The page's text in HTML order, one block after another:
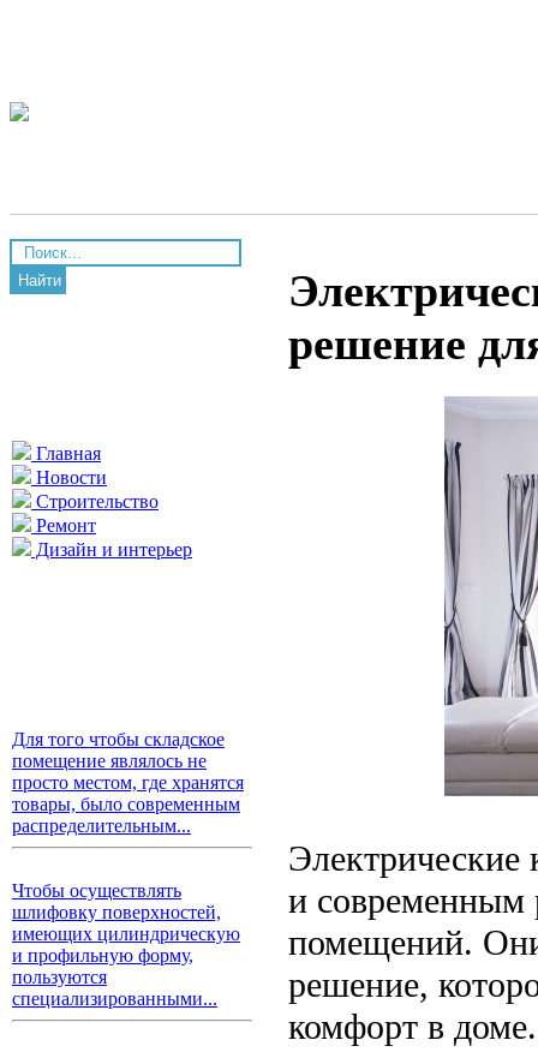
Найти
Главная
Новости
Строительство
Ремонт
Дизайн и интерьер
Для того чтобы складское
помещение являлось не
просто местом, где хранятся
товары, было современным
распределительным...
Чтобы осуществлять
шлифовку поверхностей,
имеющих цилиндрическую
и профильную форму,
пользуются
специализированными...
решение
Электрические
и современным
помещений.
решение,
комфорт в доме.